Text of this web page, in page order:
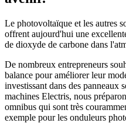
Le photovoltaïque et les autres
offrent aujourd'hui une
de dioxyde de carbone dans
De nombreux entrepreneurs
balance pour améliorer leur
investissant dans des panneaux
machines Electris, nous
omnibus qui sont très
exemple pour les onduleurs